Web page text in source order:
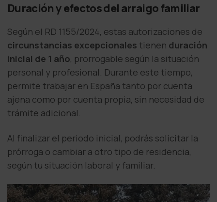
Duración y efectos del arraigo familiar
Según el RD 1155/2024, estas autorizaciones de
circunstancias excepcionales tienen duración
inicial de 1 año, prorrogable según la situación
personal y profesional. Durante este tiempo,
permite trabajar en España tanto por cuenta
ajena como por cuenta propia, sin necesidad de
trámite adicional.
Al finalizar el periodo inicial, podrás solicitar la
prórroga o cambiar a otro tipo de residencia,
según tu situación laboral y familiar.